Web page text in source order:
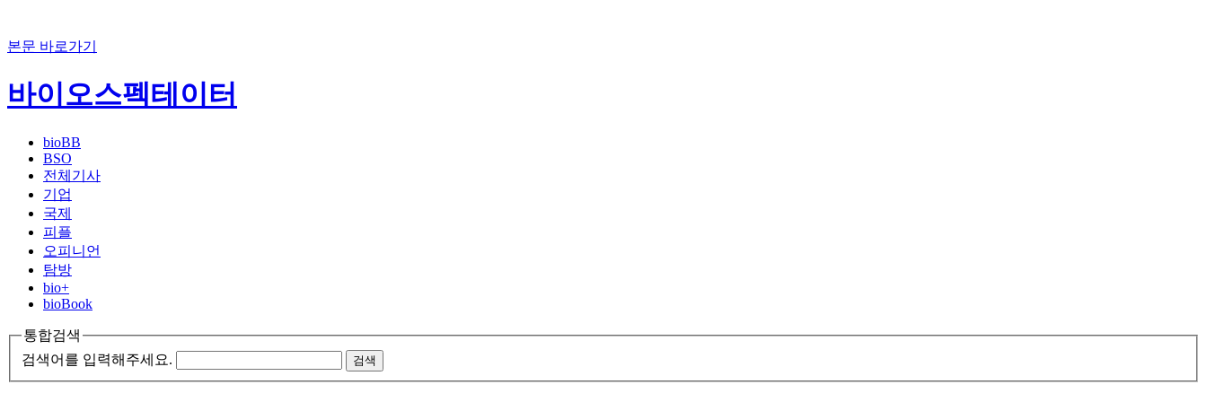
본문 바로가기
바이오스펙테이터
bioBB
BSO
전체기사
기업
국제
피플
오피니언
탐방
bio+
bioBook
통합검색
검색어를 입력해주세요.
검색